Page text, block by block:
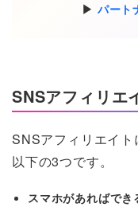
パート
SNSアフィリエ
SNSアフィリエイ
以下の3つです。
スマホがあればでき